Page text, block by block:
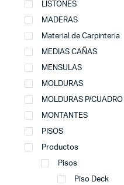
LISTONES
MADERAS
Material de Carpinteria
MEDIAS CAÑAS
MENSULAS
MOLDURAS
MOLDURAS P/CUADRO
MONTANTES
PISOS
Productos
Pisos
Piso Deck